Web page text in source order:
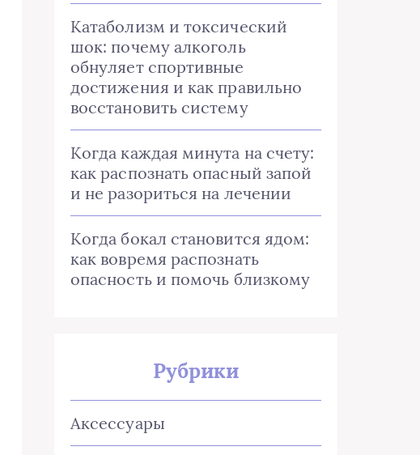
Катаболизм и токсический
шок: почему алкоголь
обнуляет спортивные
достижения и как правильно
восстановить систему
Когда каждая минута на счету:
как распознать опасный запой
и не разориться на лечении
Когда бокал становится ядом:
как вовремя распознать
опасность и помочь близкому
Рубрики
Аксессуары